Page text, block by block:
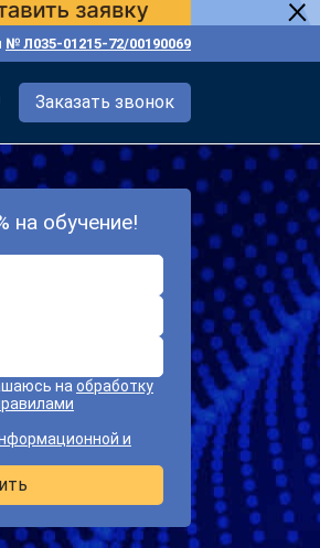
№ Л035-01215-72/00190069
Заказать звонок
на обучение!
на обработку
и